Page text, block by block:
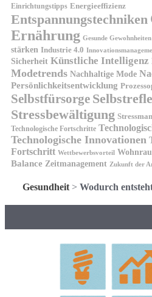
Einrichtungstipps Energieeffizienz
Entspannungstechniken
Ernährung Gesunde Gewohnheiten
stärken Industrie 4.0
Sicherheit Künstliche Intelligenz
Modetrends Nachhaltige Mode
Persönlichkeitsentwicklung
Selbstfürsorge
Stressbewältigung
Technologische Fortschritte
Technologische Innovationen
Fortschritt Wettbewerbsvorteil
Balance Zeitmanagement Zukunft der
Gesundheit > Wodurch